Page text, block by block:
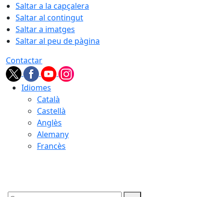
Saltar a la capçalera
Saltar al contingut
Saltar a imatges
Saltar al peu de pàgina
Contactar
Idiomes
Català
Castellà
Anglès
Alemany
Francès